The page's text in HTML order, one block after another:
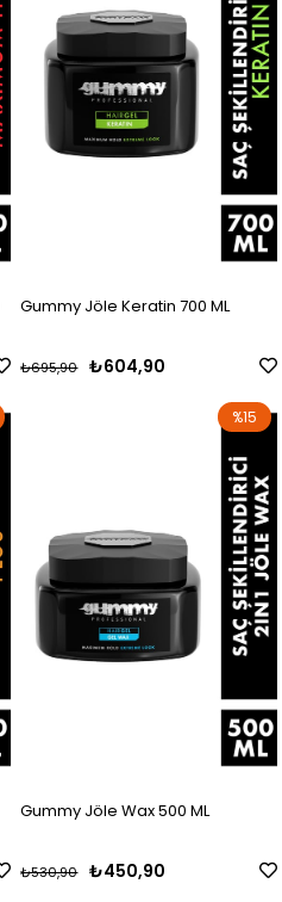
Gummy Jöle Keratin 700 ML
₺604,90
₺695,90
Gummy Jöle Wax 500 ML
₺450,90
₺530,90
%15